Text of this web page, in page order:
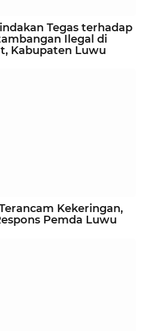
Tegas terhadap
Ilegal di
Kabupaten Luwu
Kekeringan,
Pemda Luwu